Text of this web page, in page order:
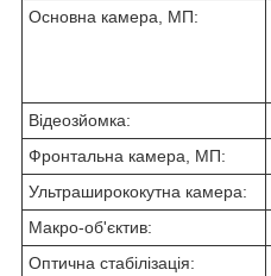
Основна камера, МП:
Відеозйомка:
Фронтальна камера, МП:
Ультраширококутна камера:
Макро-об'єктив:
Оптична стабілізація: